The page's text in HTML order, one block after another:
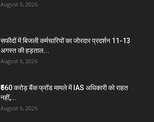
August 6, 2026
सफीदों में बिजली कर्मचारियों का जोरदार प्रदर्शन 11-13
अगस्त की हड़ताल...
August 6, 2026
₹560 करोड़ बैंक फ्रॉड मामले में IAS अधिकारी को राहत
नहीं,...
August 6, 2026